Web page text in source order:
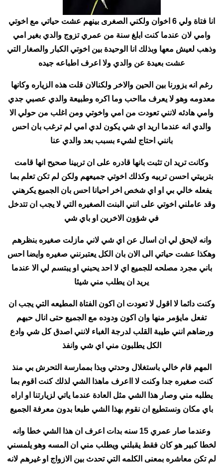
انا فتاة ولي 6 اخوان ولكني الصغرى بينهم عشت حياتي مع اخوتي
وامي لان عندما كنت ابلغ سنة من عمري تزوج والدي بغير امي
وذهب لعيش معها وبذلك انا الوحيدة بين اخوتي الكبار والصغار التي
عشت بعيدة عن والدي ولا اعرف اطباعه جيده
رغم انه يزورنا بين الحين والاخر ولكنالان قلت هذه الزياره وكانها
معدومه وهو لا يعرف مااحب وما اكره وطبيعة والدي عصبي جدي
وامي هادئه لانني تعودت من امي واخوتي ومن اغلب من حولي الا
والدي انه عندما اريد اي شي يكون لدي امي لم ترغب بان احس
بانني احتاج لشيء بسبب بعد والدي عنا
وكانت تريد ان تثبت بانها قادره على ان تربينا صحيح انها قامت
بتربيتي احسن تربيه وكذلك اخوتي جميعهم ولكن لم تكن تعلم بما
يفعله خالي بي او اي شخص اخر احيانا احس بان الجميع يكرهني
وقد عاملني اخوتي على انني البنت الصغيره التي لا يجب ان تتدخل
في شؤون الاخرين او باي شي
وانه لايحق لي ان اسال عن اي شي لاني مازلت صغيره بنظرهم
وهكذا عشت حياتي الى الان بان الكل يعتبرنني صغيره وايضا احس
باني مجرد مصلحه للجميع اي لا احد يحبني او يبتسم لي الا عندما
يريد ان يطلب مني شيئا
وكنت دائما لا اقول لا تعودت ان اكون الفتاة المطيعه التي يجب ان
تفعل مايؤمر منها وان اكون ودوده مع الجميع حتى انال حبهم
ورضاهم انني طيبة القلب لدرجة الغباء لانني اصدق كل شي وادع
الكل يطلبون مني اي شي وانفذ
المهم قام خالي باستغلال وحدتي وبذا بممارسة التحرش بي منذ
كنت صغيره جدا وكنت لا ااعرف ماهذا الشي لذلك كنت اقوم بما
يطلبه مني وصار هذا الشي مثل العادة عندما ياتي لزيارتنا او اراه
باي مكان ونستطيع ان نقوم بهذا الشي طبعا بدون معرفة الجميع
وعندما صار عمري 15 سنه بدات اعرف ان هذا الشي خطا وانه
لخطا كبير هو كان فقط يقبلني ويطلب مني ان المسه وهو يلمسني
لم تكن معاشره بمعنى الكلمه التي تحدث بين الازواج او غيرهم لانه